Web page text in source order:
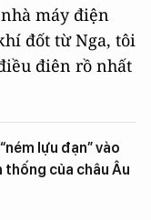
máy điện
đốt từ Nga, tôi
điên rồ nhất
lựu đạn” vào
thống của châu Âu